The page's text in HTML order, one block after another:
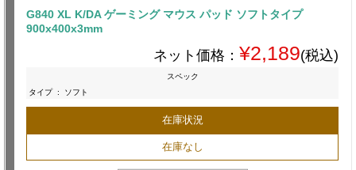
G840 XL K/DA ゲーミング マウス パッド ソフトタイプ
900x400x3mm
ネット価格： ¥2,189(税込)
スペック
タイプ : ソフト
在庫状況
在庫なし